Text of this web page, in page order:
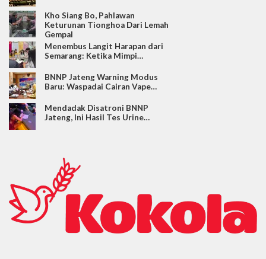
Kho Siang Bo, Pahlawan
Keturunan Tionghoa Dari Lemah
Gempal
Menembus Langit Harapan dari
Semarang: Ketika Mimpi…
BNNP Jateng Warning Modus
Baru: Waspadai Cairan Vape…
Mendadak Disatroni BNNP
Jateng, Ini Hasil Tes Urine…